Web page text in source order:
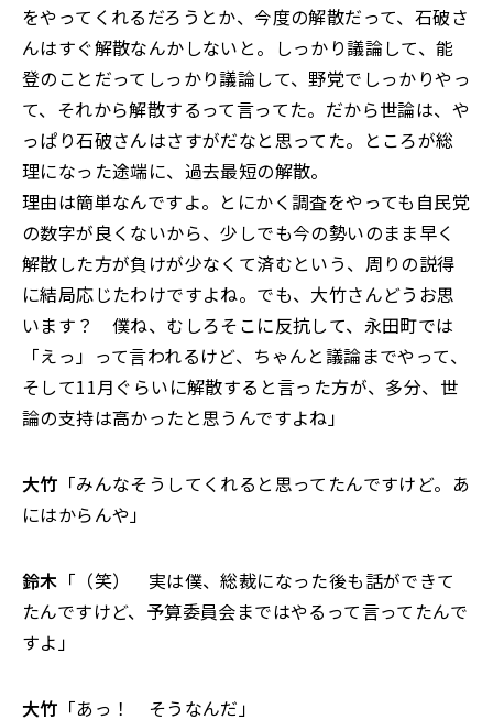
をやってくれるだろうとか、今度の解散だって、石破さ
んはすぐ解散なんかしないと。しっかり議論して、能
登のことだってしっかり議論して、野党でしっかりやっ
て、それから解散するって言ってた。だから世論は、や
っぱり石破さんはさすがだなと思ってた。ところが総
理になった途端に、過去最短の解散。
理由は簡単なんですよ。とにかく調査をやっても自民党
の数字が良くないから、少しでも今の勢いのまま早く
解散した方が負けが少なくて済むという、周りの説得
に結局応じたわけですよね。でも、大竹さんどうお思
います？ 僕ね、むしろそこに反抗して、永田町では
「えっ」って言われるけど、ちゃんと議論までやって、
そして11月ぐらいに解散すると言った方が、多分、世
論の支持は高かったと思うんですよね」
大竹 「みんなそうしてくれると思ってたんですけど。あ
にはからんや」
鈴木 「（笑） 実は僕、総裁になった後も話ができて
たんですけど、予算委員会まではやるって言ってたんで
すよ」
大竹 「あっ！ そうなんだ」